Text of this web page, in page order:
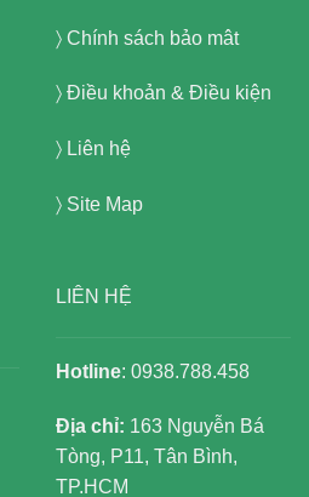
〉 Chính sách bảo mât
〉 Điều khoản & Điều kiện
〉 Liên hệ
〉 Site Map
LIÊN HỆ
Hotline: 0938.788.458
Địa chỉ: 163 Nguyễn Bá
Tòng, P11, Tân Bình,
TP.HCM